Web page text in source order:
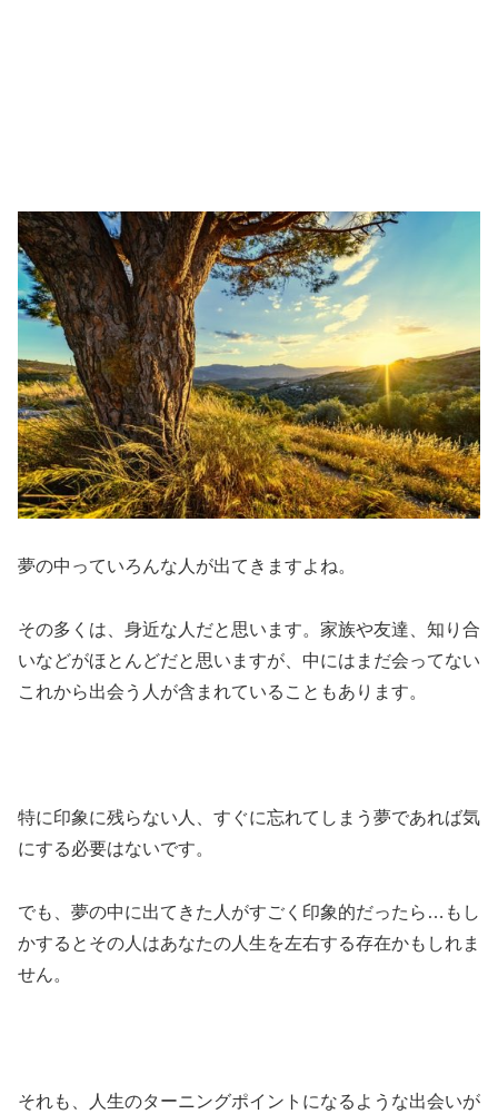
夢の中っていろんな人が出てきますよね。
その多くは、身近な人だと思います。家族や友達、知り合
いなどがほとんどだと思いますが、中にはまだ会ってない
これから出会う人が含まれていることもあります。
特に印象に残らない人、すぐに忘れてしまう夢であれば気
にする必要はないです。
でも、夢の中に出てきた人がすごく印象的だったら…もし
かするとその人はあなたの人生を左右する存在かもしれま
せん。
それも、人生のターニングポイントになるような出会いが